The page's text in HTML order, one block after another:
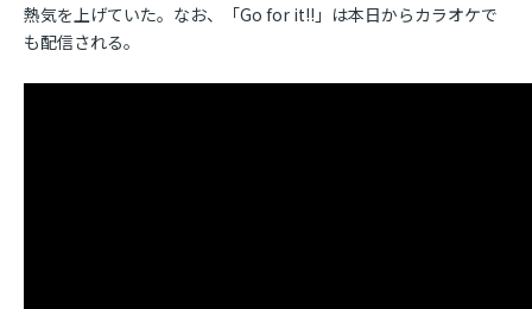
熱気を上げていた。なお、「Go for it!!」は本日からカラオケで
も配信される。